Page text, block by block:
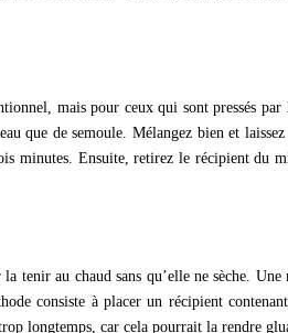
mais pour ceux qui sont pressés
que de semoule. Mélangez bien et
minutes. Ensuite, retirez le récipient du
tenir au chaud sans qu’elle ne sèche.
consiste à placer un récipient
longtemps, car cela pourrait la rendre